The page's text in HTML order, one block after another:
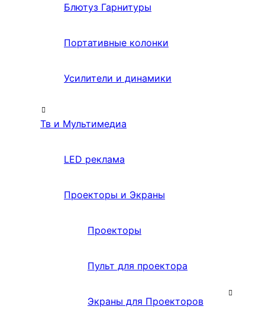
Блютуз Гарнитуры
Портативные колонки
Усилители и динамики
Тв и Мультимедиа
LED реклама
Проекторы и Экраны
Проекторы
Пульт для проектора
Экраны для Проекторов